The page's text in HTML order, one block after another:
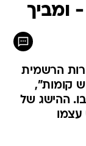
ומביך
הרשמית
קומות",
ההישג של
עצמו